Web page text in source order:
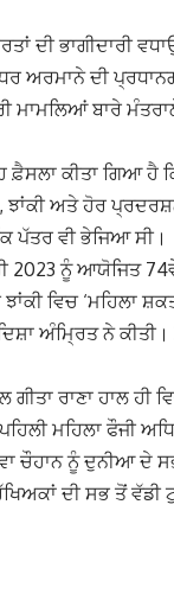
ਦੀ ਭਾਗੀਦਾਰੀ
ਅਰਮਾਨੇ ਦੀ
ਮਾਮਲਿਆਂ ਬਾਰੇ
ਕੀਤਾ ਗਿਆ ਹੈ
ਅਤੇ ਹੋਰ
ਪੱਤਰ ਵੀ ਭੇਜਿਆ ਸੀ।
2023 ਨੂੰ ਆਯੋਜਿਤ
ਵਿਚ ‘ਮਹਿਲਾ
ਅੰਮ੍ਰਿਤ ਨੇ ਕੀਤੀ।
ਗੀਤਾ ਰਾਣਾ ਹਾਲ
ਮਹਿਲਾ ਫੌਜੀ
ਚੌਹਾਨ ਨੂੰ ਦੁਨੀਆ ਦੇ
ਦੀ ਸਭ ਤੋਂ